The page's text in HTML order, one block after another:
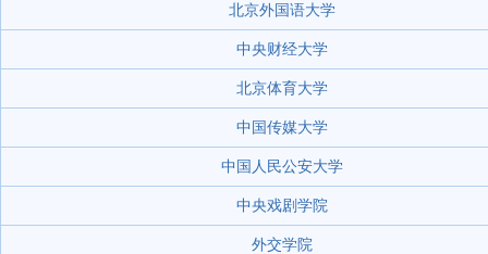
北京外国语大学
中央财经大学
北京体育大学
中国传媒大学
中国人民公安大学
中央戏剧学院
外交学院